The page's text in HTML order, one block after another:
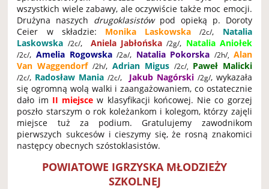
wszystkich wiele zabawy, ale oczywiście także moc emocji.
Drużyna naszych drugoklasistówpod opieką p. Doroty
Ceier w składzie: Monika Laskowska /2c/, Natalia
Laskowska /2c/, Aniela Jabłońska /2g/, Natalia Aniołek
/2c/, Amelia Rogowska/2a/, Natalia Pokorska /2h/, Alan
Van Waggendorf /2h/,Adrian Migus /2c/, Paweł Malicki
/2c/, Radosław Mania/2c/, Jakub Nagórski /2g/, wykazała
się ogromną wolą walki i zaangażowaniem, co ostatecznie
dało im II miejsce w klasyfikacji końcowej. Nie co gorzej
poszło starszym o rok koleżankom i kolegom, którzy zajęli
miejsce tuż za podium. Gratulujemy zawodnikom
pierwszych sukcesów i cieszymy się, że rosną znakomici
następcy obecnych szóstoklasistów.
POWIATOWE IGRZYSKA MŁODZIEŻY
SZKOLNEJ